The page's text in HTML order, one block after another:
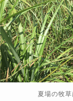
夏場の牧